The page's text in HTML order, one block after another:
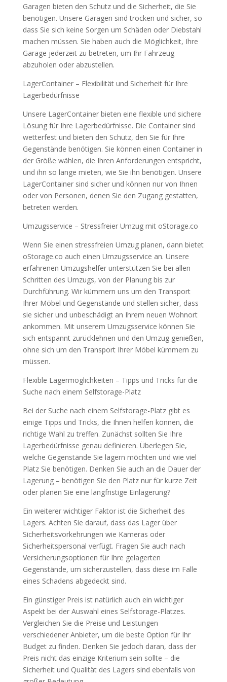
Garagen bieten den Schutz und die Sicherheit, die Sie
benötigen. Unsere Garagen sind trocken und sicher, so
dass Sie sich keine Sorgen um Schäden oder Diebstahl
machen müssen. Sie haben auch die Möglichkeit, Ihre
Garage jederzeit zu betreten, um Ihr Fahrzeug
abzuholen oder abzustellen.
LagerContainer – Flexibilität und Sicherheit für Ihre
Lagerbedürfnisse
Unsere LagerContainer bieten eine flexible und sichere
Lösung für Ihre Lagerbedürfnisse. Die Container sind
wetterfest und bieten den Schutz, den Sie für Ihre
Gegenstände benötigen. Sie können einen Container in
der Größe wählen, die Ihren Anforderungen entspricht,
und ihn so lange mieten, wie Sie ihn benötigen. Unsere
LagerContainer sind sicher und können nur von Ihnen
oder von Personen, denen Sie den Zugang gestatten,
betreten werden.
Umzugsservice – Stressfreier Umzug mit oStorage.co
Wenn Sie einen stressfreien Umzug planen, dann bietet
oStorage.co auch einen Umzugsservice an. Unsere
erfahrenen Umzugshelfer unterstützen Sie bei allen
Schritten des Umzugs, von der Planung bis zur
Durchführung. Wir kümmern uns um den Transport
Ihrer Möbel und Gegenstände und stellen sicher, dass
sie sicher und unbeschädigt an Ihrem neuen Wohnort
ankommen. Mit unserem Umzugsservice können Sie
sich entspannt zurücklehnen und den Umzug genießen,
ohne sich um den Transport Ihrer Möbel kümmern zu
müssen.
Flexible Lagermöglichkeiten – Tipps und Tricks für die
Suche nach einem Selfstorage-Platz
Bei der Suche nach einem Selfstorage-Platz gibt es
einige Tipps und Tricks, die Ihnen helfen können, die
richtige Wahl zu treffen. Zunächst sollten Sie Ihre
Lagerbedürfnisse genau definieren. Überlegen Sie,
welche Gegenstände Sie lagern möchten und wie viel
Platz Sie benötigen. Denken Sie auch an die Dauer der
Lagerung – benötigen Sie den Platz nur für kurze Zeit
oder planen Sie eine langfristige Einlagerung?
Ein weiterer wichtiger Faktor ist die Sicherheit des
Lagers. Achten Sie darauf, dass das Lager über
Sicherheitsvorkehrungen wie Kameras oder
Sicherheitspersonal verfügt. Fragen Sie auch nach
Versicherungsoptionen für Ihre gelagerten
Gegenstände, um sicherzustellen, dass diese im Falle
eines Schadens abgedeckt sind.
Ein günstiger Preis ist natürlich auch ein wichtiger
Aspekt bei der Auswahl eines Selfstorage-Platzes.
Vergleichen Sie die Preise und Leistungen
verschiedener Anbieter, um die beste Option für Ihr
Budget zu finden. Denken Sie jedoch daran, dass der
Preis nicht das einzige Kriterium sein sollte – die
Sicherheit und Qualität des Lagers sind ebenfalls von